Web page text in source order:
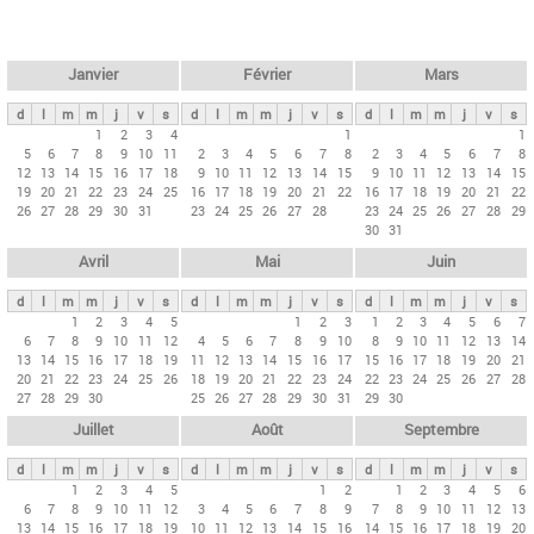
cs
p
n
c
i
p
Janvier
d l m m j v
s
1
2 3
4
5
6 7 8 9 10
11
12 13 14 15 16 17
18
19 20 21 22 23 24 25
26 27 28 29 30 31
Février
d l m m j v
s
1
2
3 4 5 6 7
8
9 10 11 12 13 14
15
16 17 18 19 20 21
22
23 24 25 26 27 28
Mars
d l m m j v
s
1
2
3 4 5 6 7
8
9 10 11 12 13 14
15
16 17 18 19 20 21
22
23 24 25 26 27 28 29
30 31
Avril
d l m m j v
s
1
2 3 4
5
6
7 8 9 10 11
12
13 14 15 16 17 18
19
20 21 22 23 24 25 26
27 28 29 30
Mai
d l m m j v
s
1
2
3
4
5 6 7 8 9
10
11
12 13 14 15 16
17
18 19 20 21 22 23 24
25 26 27 28 29 30 31
Juin
d l m m j v
s
1
2 3 4 5 6
7
8
9 10 11 12 13
14
15 16 17 18 19 20 21
22 23 24 25 26 27 28
29 30
Juillet
d l m m j v
s
1
2 3 4
5
6
7 8 9 10 11
12
13 14 15 16 17 18 19
Août
d l m m j v
s
1
2
3
4 5 6 7 8
9
10 11 12 13 14 15 16
Septembre
d l m m j v
s
1
2 3 4 5
6
7
8 9 10 11 12
13
14 15 16 17 18 19 20